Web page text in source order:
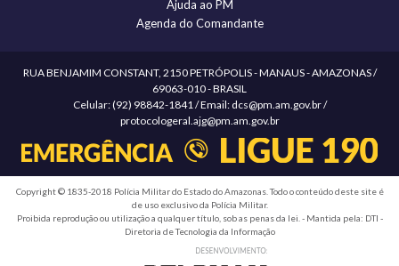
Ajuda ao PM
Agenda do Comandante
RUA BENJAMIM CONSTANT, 2150 PETRÓPOLIS - MANAUS - AMAZONAS /
69063-010 - BRASIL
Celular: (92) 98842-1841 / Email: dcs@pm.am.gov.br /
protocologeral.ajg@pm.am.gov.br
Copyright © 1835-2018 Polícia Militar do Estado do Amazonas. Todo o conteúdo deste site é
de uso exclusivo da Polícia Militar.
Proibida reprodução ou utilização a qualquer título, sob as penas da lei. - Mantida pela: DTI -
Diretoria de Tecnologia da Informação